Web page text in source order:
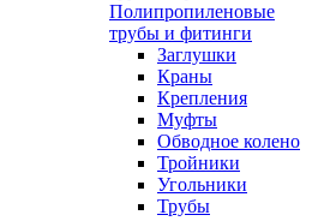
Полипропиленовые
трубы и фитинги
Заглушки
Краны
Крепления
Муфты
Обводное колено
Тройники
Угольники
Трубы